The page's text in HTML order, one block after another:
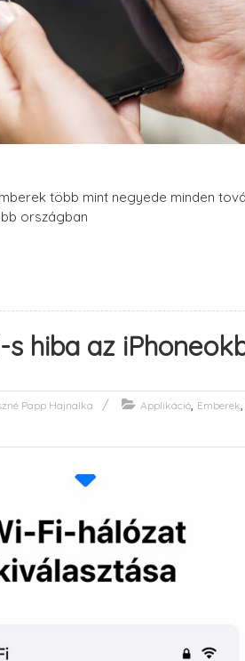
több mint negyede minden
országban
s hiba az
Papp Hajnalka Applikáció, Emberek,